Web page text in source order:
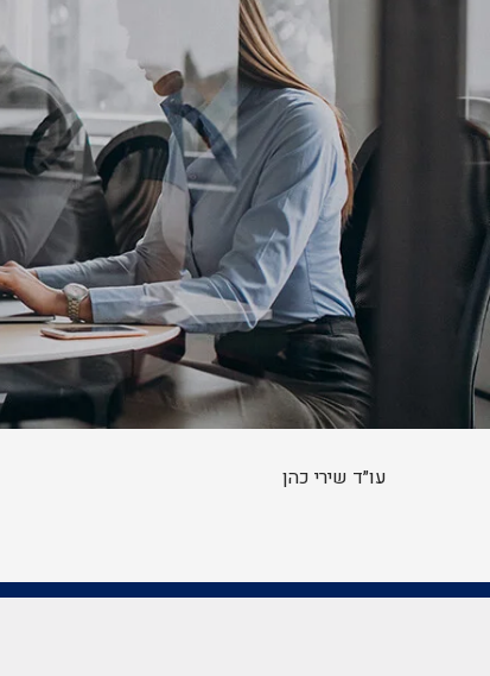
עו״ד שירי כהן